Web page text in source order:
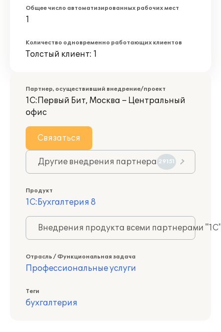
Общее число автоматизированных рабочих мест
1
Количество одновременно работающих клиентов
Толстый клиент: 1
Партнер, осуществивший внедрение/проект
1С:Первый Бит, Москва – Центральный
офис
Связаться
Другие внедрения партнера 29151
Продукт
1С:Бухгалтерия 8
Внедрения продукта всеми партнерами
Отрасль / Функциональная задача
Профессиональные услуги
Теги
бухгалтерия